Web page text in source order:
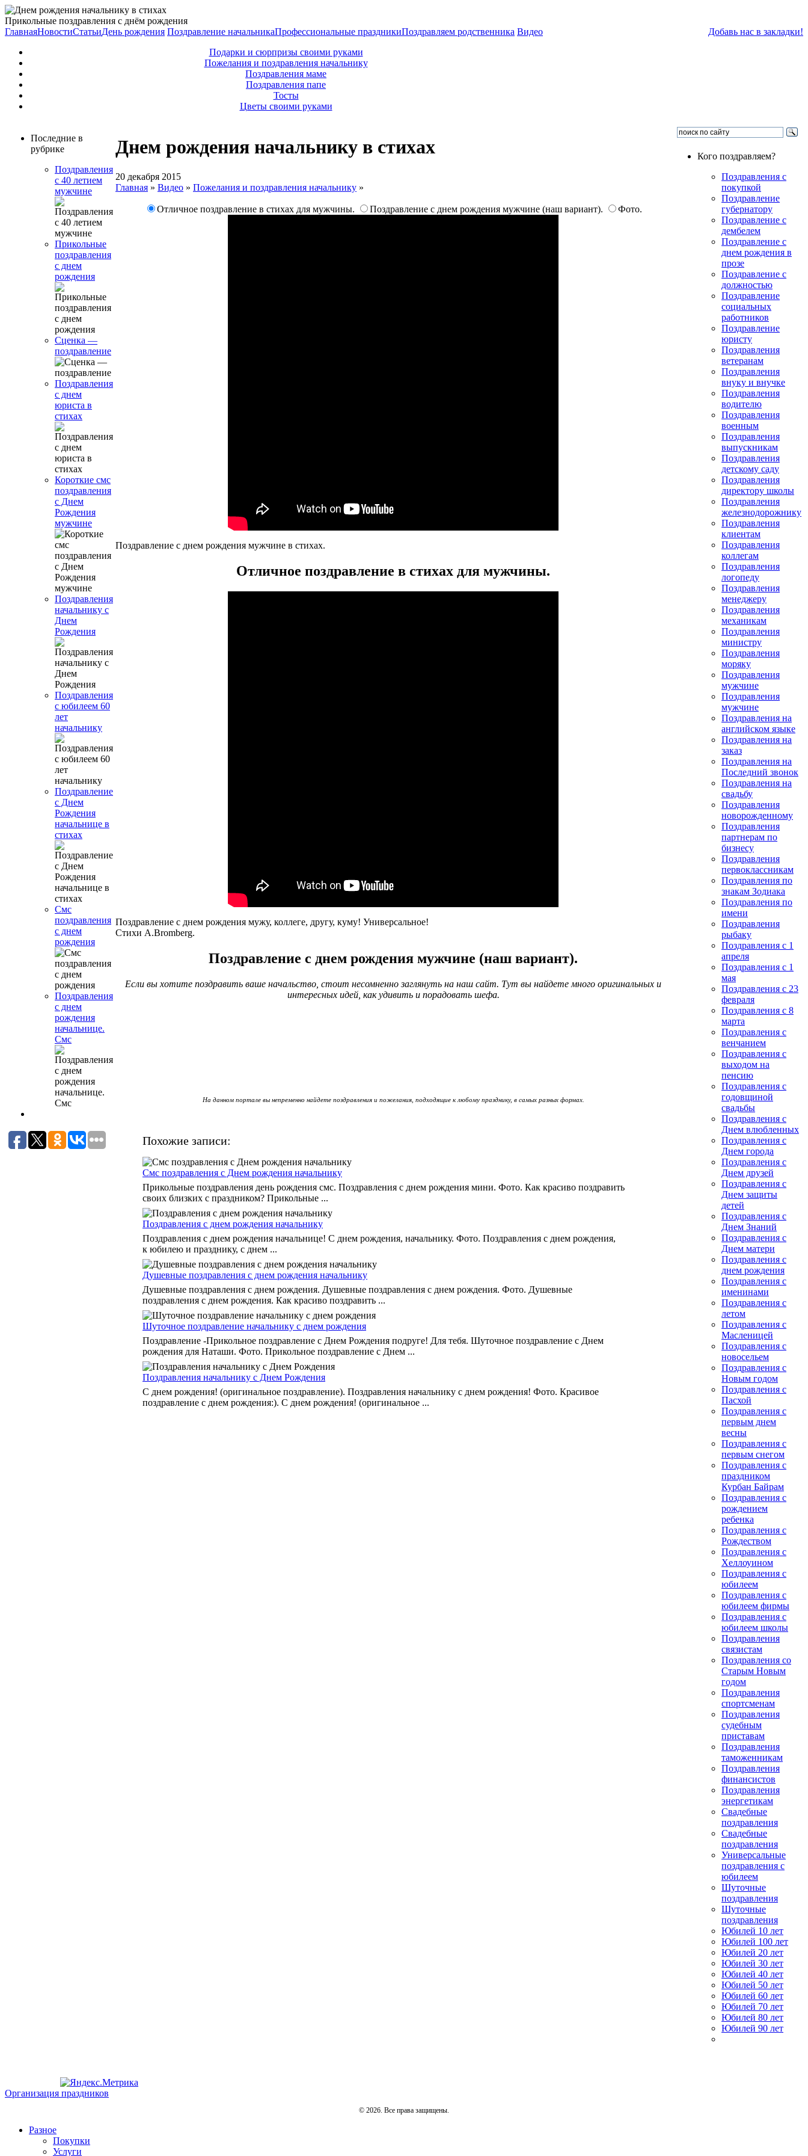
Прикольные поздравления с днём рождения
ГлавнаяНовостиСтатьиДень рождения Поздравление начальникаПрофессиональные праздникиПоздравляем родственника Видео
Подарки и сюрпризы своими руками
Пожелания и поздравления начальнику
Поздравления маме
Поздравления папе
Тосты
Цветы своими руками
Добавь нас в закладки!
Последние в
рубрике
Поздравления
с 40 летием
мужчине
Прикольные
поздравления
с днем
рождения
Сценка —
поздравление
Поздравления
с днем
юриста в
стихах
Короткие смс
поздравления
с Днем
Рождения
мужчине
Поздравления
начальнику с
Днем
Рождения
Поздравления
с юбилеем 60
лет
начальнику
Поздравление
с Днем
Рождения
начальнице в
стихах
Смс
поздравления
с днем
рождения
Поздравления
с днем
рождения
начальнице.
Смс
Днем рождения начальнику в стихах
20 декабря 2015
Главная » Видео » Пожелания и поздравления начальнику »
Отличное поздравление в стихах для мужчины. Поздравление с днем рождения мужчине (наш вариант). Фото.
Поздравление с днем рождения мужчине в стихах.
Отличное поздравление в стихах для мужчины.
Поздравление с днем рождения мужу, коллеге, другу, куму! Универсальное!
Стихи A.Bromberg.
Поздравление с днем рождения мужчине (наш вариант).
Если вы хотите поздравить ваше начальство, стоит несомненно заглянуть на наш сайт. Тут вы найдете много оригинальных и
интересных идей, как удивить и порадовать шефа.
На данном портале вы непременно найдете поздравления и пожелания, подходящие к любому празднику, в самых разных формах.
Похожие записи:
Смс поздравления с Днем рождения начальнику
Прикольные поздравления день рождения смс. Поздравления с днем рождения мини. Фото. Как красиво поздравить
своих близких с праздником? Прикольные ...
Поздравления с днем рождения начальнику
Поздравления с днем рождения начальнице! С днем рождения, начальнику. Фото. Поздравления с днем рождения,
к юбилею и празднику, с днем ...
Душевные поздравления с днем рождения начальнику
Душевные поздравления с днем рождения. Душевные поздравления с днем рождения. Фото. Душевные
поздравления с днем рождения. Как красиво поздравить ...
Шуточное поздравление начальнику с днем рождения
Поздравление -Прикольное поздравление с Днем Рождения подруге! Для тебя. Шуточное поздравление с Днем
рождения для Наташи. Фото. Прикольное поздравление с Днем ...
Поздравления начальнику с Днем Рождения
С днем рождения! (оригинальное поздравление). Поздравления начальнику с днем рождения! Фото. Красивое
поздравление с днем рождения:). С днем рождения! (оригинальное ...
Кого поздравляем?
Поздравления с
покупкой
Поздравление
губернатору
Поздравление с
дембелем
Поздравление с
днем рождения в
прозе
Поздравление с
должностью
Поздравление
социальных
работников
Поздравление
юристу
Поздравления
ветеранам
Поздравления
внуку и внучке
Поздравления
водителю
Поздравления
военным
Поздравления
выпускникам
Поздравления
детскому саду
Поздравления
директору школы
Поздравления
железнодорожнику
Поздравления
клиентам
Поздравления
коллегам
Поздравления
логопеду
Поздравления
менеджеру
Поздравления
механикам
Поздравления
министру
Поздравления
моряку
Поздравления
мужчине
Поздравления
мужчине
Поздравления на
английском языке
Поздравления на
заказ
Поздравления на
Последний звонок
Поздравления на
свадьбу
Поздравления
новорожденному
Поздравления
партнерам по
бизнесу
Поздравления
первоклассникам
Поздравления по
знакам Зодиака
Поздравления по
имени
Поздравления
рыбаку
Поздравления с 1
апреля
Поздравления с 1
мая
Поздравления с 23
февраля
Поздравления с 8
марта
Поздравления с
венчанием
Поздравления с
выходом на
пенсию
Поздравления с
годовщиной
свадьбы
Поздравления с
Днем влюбленных
Поздравления с
Днем города
Поздравления с
Днем друзей
Поздравления с
Днем защиты
детей
Поздравления с
Днем Знаний
Поздравления с
Днем матери
Поздравления с
днем рождения
Поздравления с
именинами
Поздравления с
летом
Поздравления с
Масленицей
Поздравления с
новосельем
Поздравления с
Новым годом
Поздравления с
Пасхой
Поздравления с
первым днем
весны
Поздравления с
первым снегом
Поздравления с
праздником
Курбан Байрам
Поздравления с
рождением
ребенка
Поздравления с
Рождеством
Поздравления с
Хеллоуином
Поздравления с
юбилеем
Поздравления с
юбилеем фирмы
Поздравления с
юбилеем школы
Поздравления
связистам
Поздравления со
Старым Новым
годом
Поздравления
спортсменам
Поздравления
судебным
приставам
Поздравления
таможенникам
Поздравления
финансистов
Поздравления
энергетикам
Свадебные
поздравления
Свадебные
поздравления
Универсальные
поздравления с
юбилеем
Шуточные
поздравления
Шуточные
поздравления
Юбилей 10 лет
Юбилей 100 лет
Юбилей 20 лет
Юбилей 30 лет
Юбилей 40 лет
Юбилей 50 лет
Юбилей 60 лет
Юбилей 70 лет
Юбилей 80 лет
Юбилей 90 лет
Организация праздников
© 2026. Все права защищены.
Разное
Покупки
Услуги